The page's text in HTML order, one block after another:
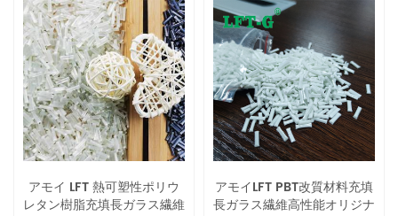
アモイ LFT 熱可塑性ポリウ
レタン樹脂充填長ガラス繊維
アモイLFT PBT改質材料充填
長ガラス繊維高性能オリジナ